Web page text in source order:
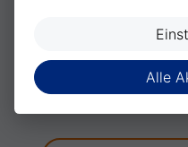
Basevermessung
Alle